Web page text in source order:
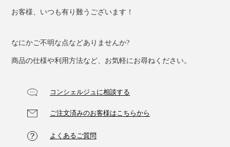
ニットを傷めることがあるので、避けた方が良さそうで
で、伸縮性を妨げません。裏を見ると白い糸が長めに伸
びていますが、これは「伸びのための余剰分」。
お客様、いつも有り難うございます！
なにかご不明な点などありませんか?
商品の仕様や利用方法など、お気軽にお尋ねください。
コンシェルジュに相談する
ご注文済みのお客様はこちらから
よくあるご質問